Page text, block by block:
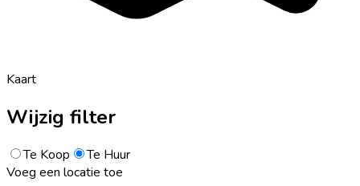
Kaart
Wijzig filter
Te Koop
Te Huur
Voeg een locatie toe